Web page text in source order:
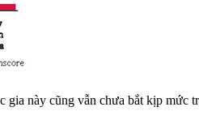
này cũng vẫn chưa bắt kịp mức